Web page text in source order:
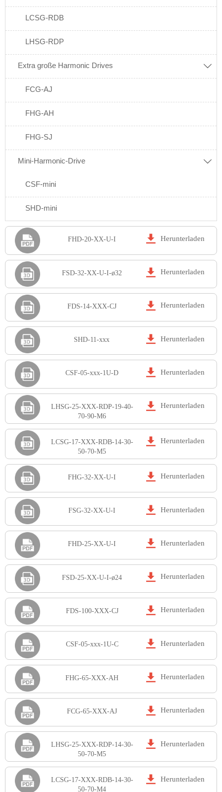
LCSG-RDB
LHSG-RDP
Extra große Harmonic Drives 
FCG-AJ
FHG-AH
FHG-SJ
Mini-Harmonic-Drive 
CSF-mini
SHD-mini
FHD-20-XX-U-I  Herunterladen
FSD-32-XX-U-I-ø32  Herunterladen
FDS-14-XXX-CJ  Herunterladen
SHD-11-xxx  Herunterladen
CSF-05-xxx-1U-D  Herunterladen
LHSG-25-XXX-RDP-19-40-
70-90-M6
 Herunterladen
LCSG-17-XXX-RDB-14-30-
50-70-M5
 Herunterladen
FHG-32-XX-U-I  Herunterladen
FSG-32-XX-U-I  Herunterladen
FHD-25-XX-U-I  Herunterladen
FSD-25-XX-U-I-ø24  Herunterladen
FDS-100-XXX-CJ  Herunterladen
CSF-05-xxx-1U-C  Herunterladen
FHG-65-XXX-AH  Herunterladen
FCG-65-XXX-AJ  Herunterladen
LHSG-25-XXX-RDP-14-30-
50-70-M5
 Herunterladen
LCSG-17-XXX-RDB-14-30-
50-70-M4
 Herunterladen